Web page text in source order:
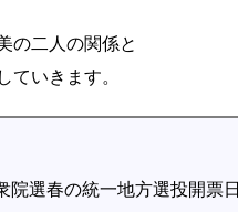
の二人の関係と
ていきます。
選春の統一地方選投開票日